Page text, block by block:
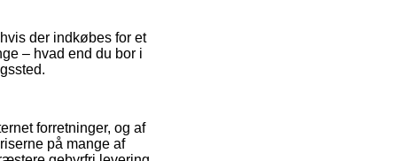
der indkøbes for et
– hvad end du bor i
forretninger, og af
på mange af